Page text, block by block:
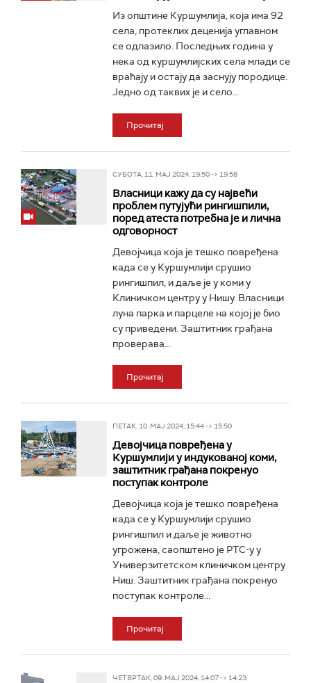
Из општине Куршумлија, која има 92
села, протеклих деценија углавном
се одлазило. Последњих година у
нека од куршумлијских села млади се
враћају и остају да заснују породице.
Једно од таквих је и село...
Прочитај
СУБОТА, 11. МАЈ 2024, 19:50 -> 19:58
Власници кажу да су највећи
проблем путујући рингишпили,
поред атеста потребна је и лична
одговорност
Девојчица која је тешко повређена
када се у Куршумлији срушио
рингишпил, и даље је у коми у
Клиничком центру у Нишу. Власници
луна парка и парцеле на којој је био
су приведени. Заштитник грађана
проверава...
Прочитај
ПЕТАК, 10. МАЈ 2024, 15:44 -> 15:50
Девојчица повређена у
Куршумлији у индукованој коми,
заштитник грађана покренуо
поступак контроле
Девојчица која је тешко повређена
када се у Куршумлији срушио
рингишпил и даље је животно
угрожена, саопштено је РТС-у у
Универзитетском клиничком центру
Ниш. Заштитник грађана покренуо
поступак контроле...
Прочитај
ЧЕТВРТАК, 09. МАЈ 2024, 14:07 -> 14:23